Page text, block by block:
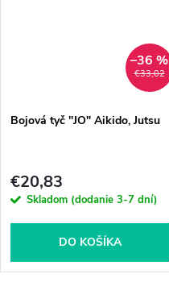
€33,02
–36 %
Bojová tyč "JO" Aikido, Jutsu
€20,83
Skladom (dodanie 3-7 dní)
DO KOŠÍKA